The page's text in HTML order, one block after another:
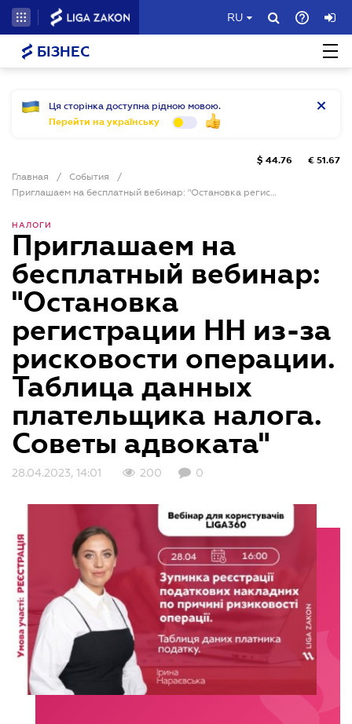
RU
БІЗНЕС
Ця сторінка доступна рідною мовою.
Перейти на українську
Главная / События
/
Приглашаем на бесплатный вебинар: "Остановка регистрации НН из-за рисковости операции. Таблица данных плательщика налога. Советы адвоката"
$ 44.76 € 51.67
НАЛОГИ
Приглашаем на
бесплатный вебинар:
"Остановка
регистрации НН из-за
рисковости операции.
Таблица данных
плательщика налога.
Советы адвоката"
28.04.2023, 14:01 200 0